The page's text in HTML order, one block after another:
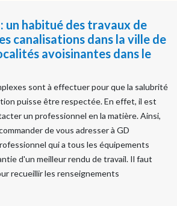
un habitué des travaux de
canalisations dans la ville de
avoisinantes dans le
sont à effectuer pour que la salubrité
puisse être respectée. En effet, il est
un professionnel en la matière. Ainsi,
de vous adresser à GD
qui a tous les équipements
d'un meilleur rendu de travail. Il faut
recueillir les renseignements